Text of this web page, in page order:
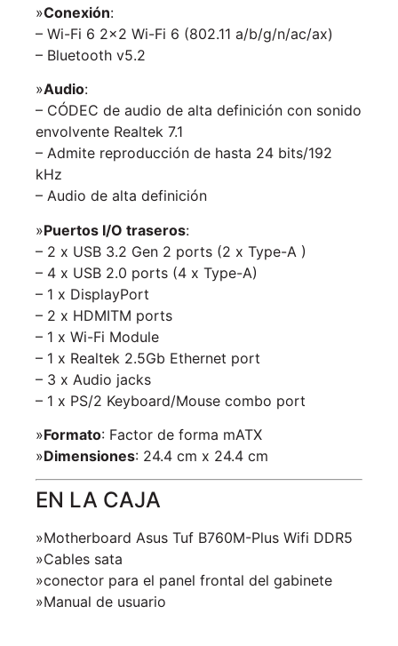
»Conexión:
– Wi-Fi 6 2×2 Wi-Fi 6 (802.11 a/b/g/n/ac/ax)
– Bluetooth v5.2
»Audio:
– CÓDEC de audio de alta definición con sonido
envolvente Realtek 7.1
– Admite reproducción de hasta 24 bits/192
kHz
– Audio de alta definición
»Puertos I/O traseros:
– 2 x USB 3.2 Gen 2 ports (2 x Type-A )
– 4 x USB 2.0 ports (4 x Type-A)
– 1 x DisplayPort
– 2 x HDMITM ports
– 1 x Wi-Fi Module
– 1 x Realtek 2.5Gb Ethernet port
– 3 x Audio jacks
– 1 x PS/2 Keyboard/Mouse combo port
»Formato: Factor de forma mATX
»Dimensiones: 24.4 cm x 24.4 cm
EN LA CAJA
»Motherboard Asus Tuf B760M-Plus Wifi DDR5
»Cables sata
»conector para el panel frontal del gabinete
»Manual de usuario